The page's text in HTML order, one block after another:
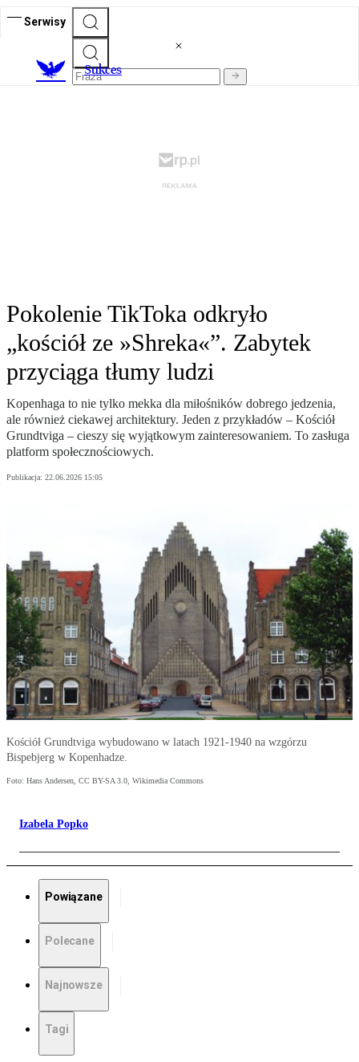
Serwisy
Sukces
Pokolenie TikToka odkryło
„kościół ze »Shreka«”. Zabytek
przyciąga tłumy ludzi
Kopenhaga to nie tylko mekka dla miłośników dobrego jedzenia,
ale również ciekawej architektury. Jeden z przykładów – Kościół
Grundtviga – cieszy się wyjątkowym zainteresowaniem. To zasługa
platform społecznościowych.
Publikacja: 22.06.2026 15:05
Kościół Grundtviga wybudowano w latach 1921-1940 na wzgórzu
Bispebjerg w Kopenhadze.
Foto: Hans Andersen, CC BY-SA 3.0, Wikimedia Commons
Izabela Popko
Powiązane
Polecane
Najnowsze
Tagi